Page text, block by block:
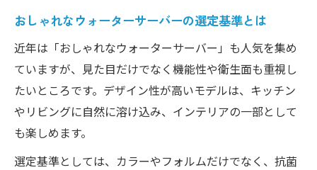
おしゃれなウォーターサーバーの選定基準とは
近年は「おしゃれなウォーターサーバー」も人気を集め
ていますが、見た目だけでなく機能性や衛生面も重視し
たいところです。デザイン性が高いモデルは、キッチン
やリビングに自然に溶け込み、インテリアの一部として
も楽しめます。
選定基準としては、カラーやフォルムだけでなく、抗菌